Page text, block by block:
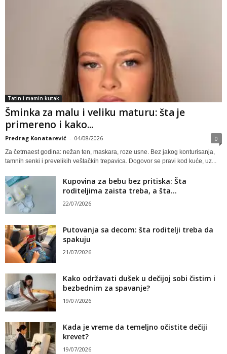
Tatin i mamin kutak
Šminka za malu i veliku maturu: šta je
primereno i kako...
Predrag Konatarević - 04/08/2026 0
Za četrnaest godina: nežan ten, maskara, roze usne. Bez jakog konturisanja,
tamnih senki i prevelikih veštačkih trepavica. Dogovor se pravi kod kuće, uz...
Kupovina za bebu bez pritiska: Šta
roditeljima zaista treba, a šta...
22/07/2026
Putovanja sa decom: šta roditelji treba da
spakuju
21/07/2026
Kako održavati dušek u dečijoj sobi čistim i
bezbednim za spavanje?
19/07/2026
Kada je vreme da temeljno očistite dečiji
krevet?
19/07/2026